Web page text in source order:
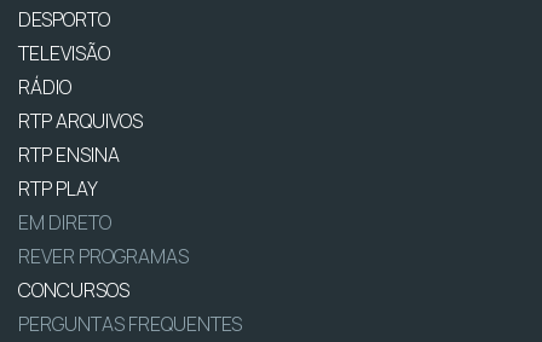
DESPORTO
TELEVISÃO
RÁDIO
RTP ARQUIVOS
RTP ENSINA
RTP PLAY
EM DIRETO
REVER PROGRAMAS
CONCURSOS
PERGUNTAS FREQUENTES